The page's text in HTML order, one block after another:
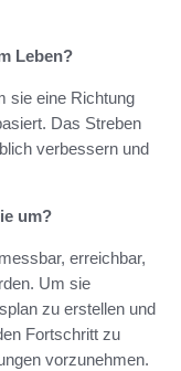
Leben?
sie eine Richtung
Das Streben
verbessern und
um?
erreichbar,
Um sie
zu erstellen und
Fortschritt zu
vorzunehmen.